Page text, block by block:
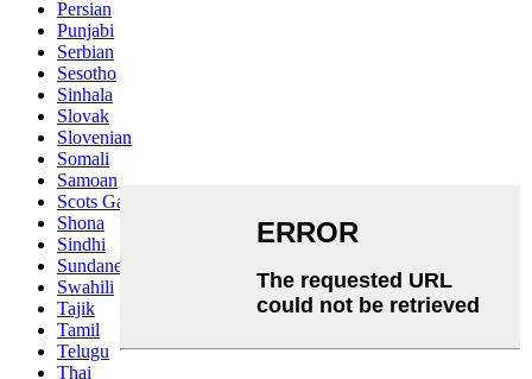
Persian
Punjabi
Serbian
Sesotho
Sinhala
Slovak
Slovenian
Somali
Samoan
Scots Gaelic
Shona
Sindhi
Sundanese
Swahili
Tajik
Tamil
Telugu
Thai